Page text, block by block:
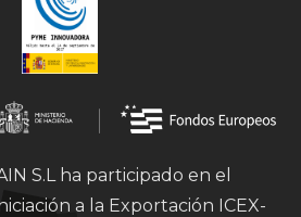
S.L ha participado en el
a la Exportación ICEX-